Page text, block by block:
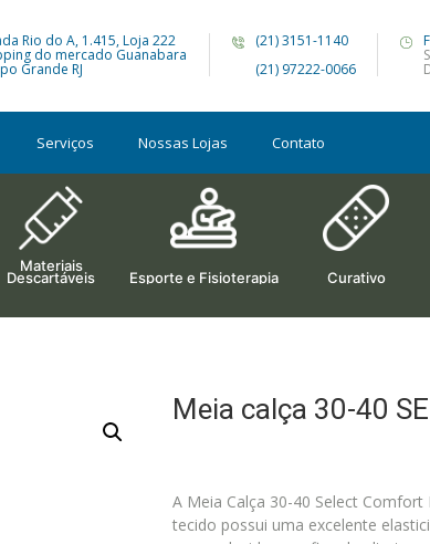
Rio do A, 1.415, Loja 222
do mercado Guanabara
Grande RJ
(21) 3151-1140
(21) 97222-0066
Serviços Nossas Lojas Contato
Materiais
Descartáveis Esporte e Fisioterapia Curativo
Meia calça 30-40
A Meia Calça 30-40 Select Comfort
tecido possui uma excelente